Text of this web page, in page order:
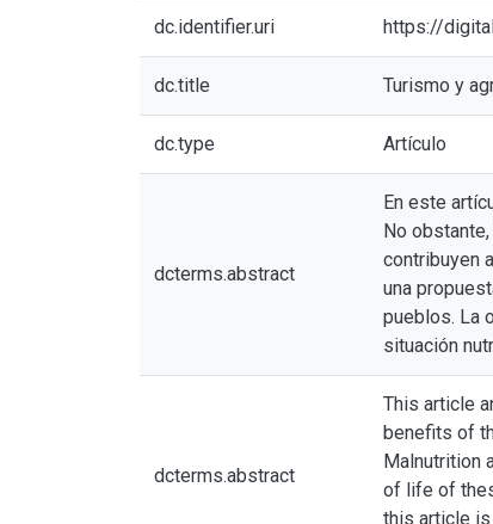
dc.identifier.uri https://
dc.title Turismo y
dc.type Artículo
dcterms.abstract
En este
No
contribuyen
una
pueblos. La
situación
dcterms.abstract
This article
benefits of
Malnutrition
of life of
this article is